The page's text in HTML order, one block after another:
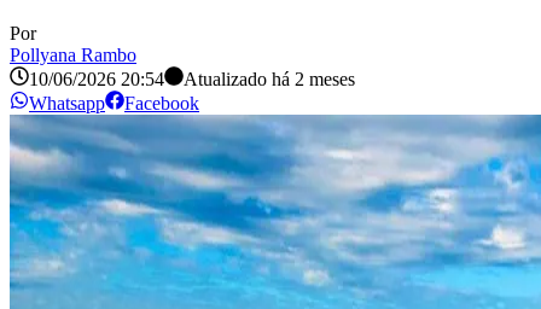
Por
Pollyana Rambo
10/06/2026 20:54
Atualizado há 2 meses
Whatsapp
Facebook